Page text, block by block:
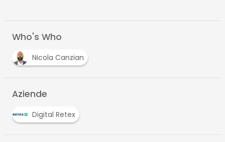
Who's Who
Nicola Canzian
Aziende
Digital Retex